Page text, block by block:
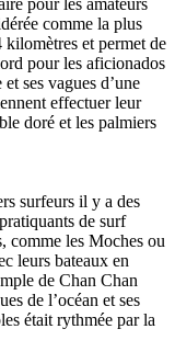
pour les amateurs
comme la plus
kilomètres et permet de
pour les aficionados
ses vagues d’une
effectuer leur
doré et les palmiers
surfeurs il y a des
de surf
comme les Moches ou
leurs bateaux en
de Chan Chan
de l’océan et ses
était rythmée par la